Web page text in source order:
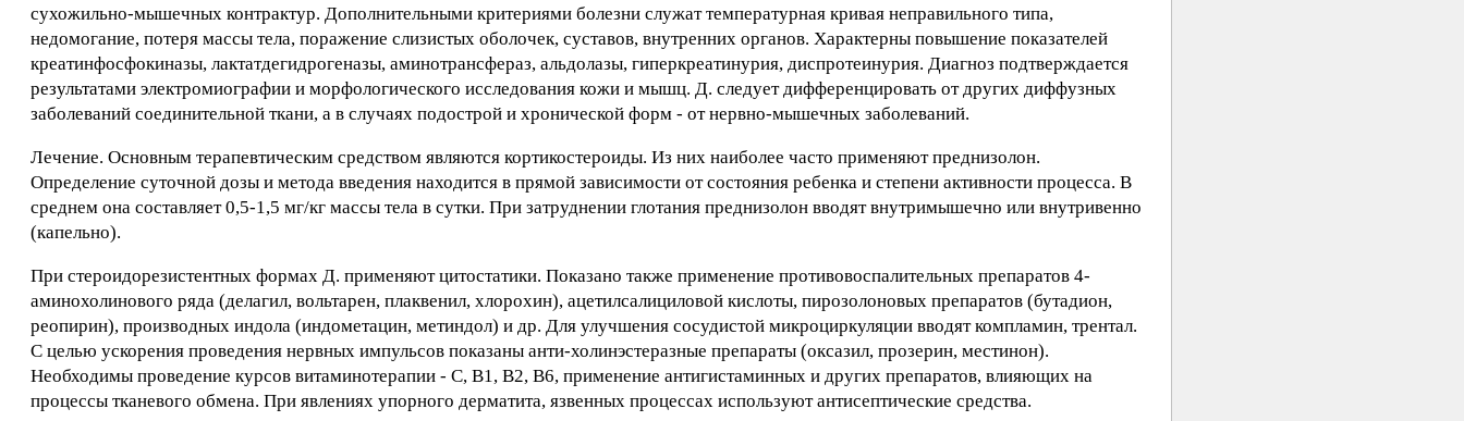
сухожильно-мышечных контрактур. Дополнительными критериями болезни служат температурная кривая неправильного типа,
недомогание, потеря массы тела, поражение слизистых оболочек, суставов, внутренних органов. Характерны повышение показателей
креатинфосфокиназы, лактатдегидрогеназы, аминотрансфераз, альдолазы, гиперкреатинурия, диспротеинурия. Диагноз подтверждается
результатами электромиографии и морфологического исследования кожи и мышц. Д. следует дифференцировать от других диффузных
заболеваний соединительной ткани, а в случаях подострой и хронической форм - от нервно-мышечных заболеваний.
Лечение. Основным терапевтическим средством являются кортикостероиды. Из них наиболее часто применяют преднизолон.
Определение суточной дозы и метода введения находится в прямой зависимости от состояния ребенка и степени активности процесса. В
среднем она составляет 0,5-1,5 мг/кг массы тела в сутки. При затруднении глотания преднизолон вводят внутримышечно или внутривенно
(капельно).
При стероидорезистентных формах Д. применяют цитостатики. Показано также применение противовоспалительных препаратов 4-
аминохолинового ряда (делагил, вольтарен, плаквенил, хлорохин), ацетилсалициловой кислоты, пирозолоновых препаратов (бутадион,
реопирин), производных индола (индометацин, метиндол) и др. Для улучшения сосудистой микроциркуляции вводят компламин, трентал.
С целью ускорения проведения нервных импульсов показаны анти-холинэстеразные препараты (оксазил, прозерин, местинон).
Необходимы проведение курсов витаминотерапии - С, В1, B2, В6, применение антигистаминных и других препаратов, влияющих на
процессы тканевого обмена. При явлениях упорного дерматита, язвенных процессах используют антисептические средства.